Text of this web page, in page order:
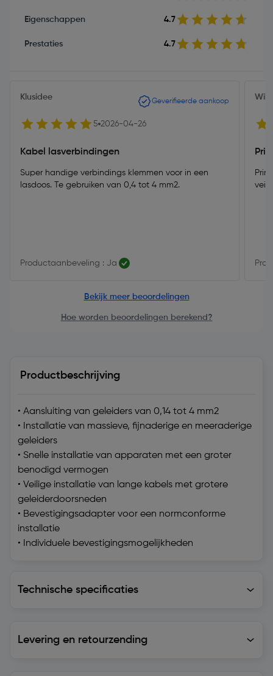
Eigenschappen 4.7
Prestaties 4.7
Klusidee Geverifieerde aankoop
5 2026-04-26
Kabel lasverbindingen
Super handige verbindings klemmen voor in een
lasdoos. Te gebruiken van 0,4 tot 4 mm2.
Productaanbeveling : Ja
Prima
Bekijk meer beoordelingen
Hoe worden beoordelingen berekend?
Productbeschrijving
• Aansluiting van geleiders van 0,14 tot 4 mm2
• Installatie van massieve, fijnaderige en meeraderige
geleiders
• Snelle installatie van apparaten met een groter
benodigd vermogen
• Veilige installatie van lange kabels met grotere
geleiderdoorsneden
• Bevestigingsadapter voor een normconforme
installatie
• Individuele bevestigingsmogelijkheden
Technische specificaties
Levering en retourzending